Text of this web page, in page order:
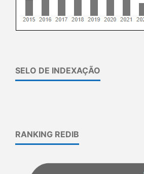
SELO DE INDEXAÇÃO
RANKING REDIB